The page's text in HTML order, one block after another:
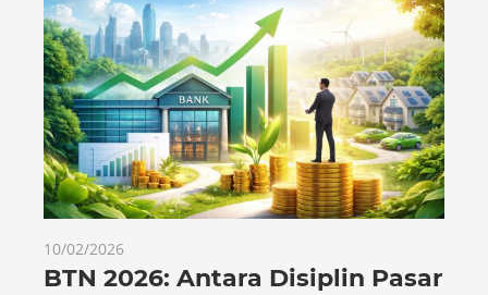
10/02/2026
BTN 2026: Antara Disiplin Pasar